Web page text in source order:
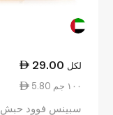
29.00 لكل
5.80 ١٠٠ جم
سبينس فوود حبش